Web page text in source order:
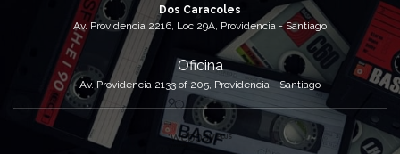
Dos Caracoles
Av. Providencia 2216, Loc 29A, Providencia - Santiago
Oficina
Av. Providencia 2133 of 205, Providencia - Santiago